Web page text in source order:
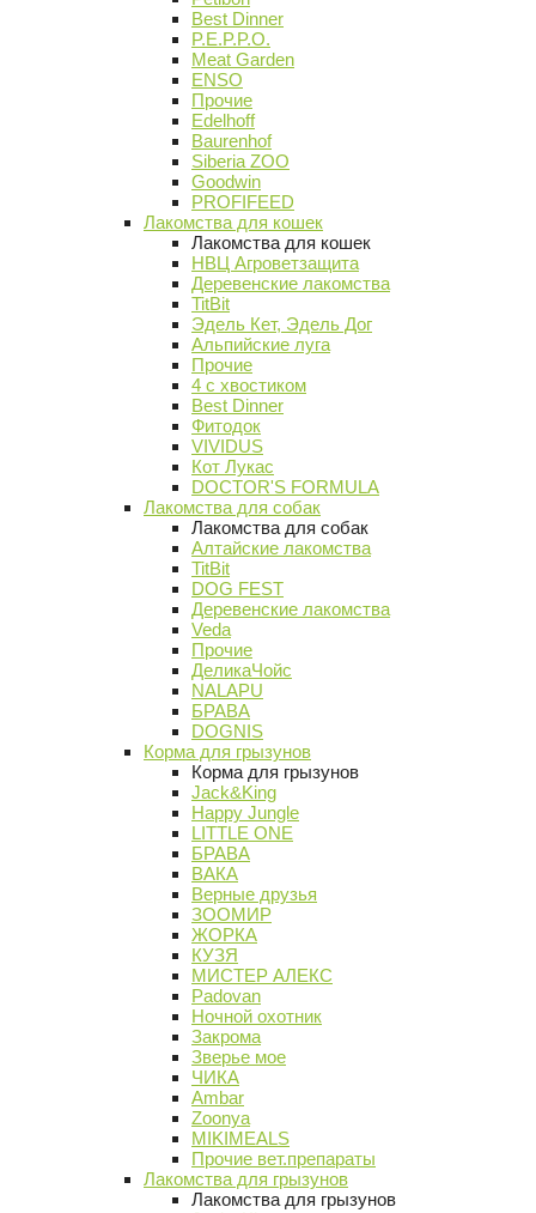
Best Dinner
P.E.P.P.O.
Meat Garden
ENSO
Прочие
Edelhoff
Baurenhof
Siberia ZOO
Goodwin
PROFIFEED
Лакомства для кошек
Лакомства для кошек
НВЦ Агроветзащита
Деревенские лакомства
TitBit
Эдель Кет, Эдель Дог
Альпийские луга
Прочие
4 с хвостиком
Best Dinner
Фитодок
VIVIDUS
Кот Лукас
DOCTOR'S FORMULA
Лакомства для собак
Лакомства для собак
Алтайские лакомства
TitBit
DOG FEST
Деревенские лакомства
Veda
Прочие
ДеликаЧойс
NALAPU
БРАВА
DOGNIS
Корма для грызунов
Корма для грызунов
Jack&King
Happy Jungle
LITTLE ONE
БРАВА
ВАКА
Верные друзья
ЗООМИР
ЖОРКА
КУЗЯ
МИСТЕР АЛЕКС
Padovan
Ночной охотник
Закрома
Зверье мое
ЧИКА
Ambar
Zoonya
MIKIMEALS
Прочие вет.препараты
Лакомства для грызунов
Лакомства для грызунов